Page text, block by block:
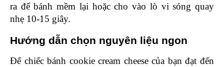
ra để bánh mềm lại hoặc cho vào lò vi sóng quay
nhẹ 10-15 giây.
Hướng dẫn chọn nguyên liệu ngon
Để chiếc bánh cookie cream cheese của bạn đạt đến